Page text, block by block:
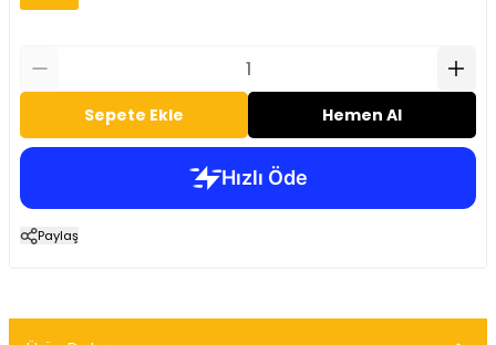
Sepete Ekle Hemen Al
Paylaş